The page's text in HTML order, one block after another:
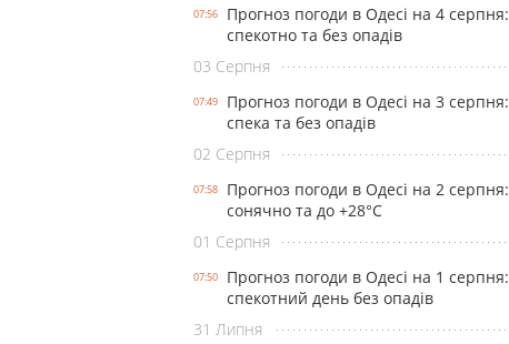
07:56
Прогноз погоди в Одесі на 4 серпня:
спекотно та без опадів
03 Серпня
07:49
Прогноз погоди в Одесі на 3 серпня:
спека та без опадів
02 Серпня
07:58
Прогноз погоди в Одесі на 2 серпня:
сонячно та до +28°С
01 Серпня
07:50
Прогноз погоди в Одесі на 1 серпня:
спекотний день без опадів
31 Липня